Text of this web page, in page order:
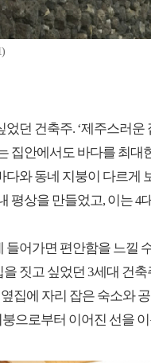
던 건축주. ‘제주스러
집안에서도 바다를 최대
와 동네 지붕이 다르게
평상을 만들었고, 이는 4
어가면 편안함을 느낄
을 짓고 싶었던 3세대 건
집에 자리 잡은 숙소와
으로부터 이어진 선을